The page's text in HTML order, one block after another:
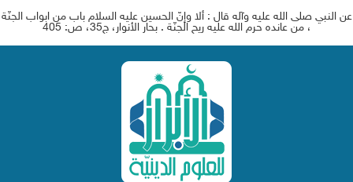
عن النبي صلى الله عليه وآله قال : ألا وإنّ الحسين عليه السلام باب من ابواب الجنّة
، من عانده حرم الله عليه ريح الجنّة . بحار الأنوار، ج‏35، ص: 405